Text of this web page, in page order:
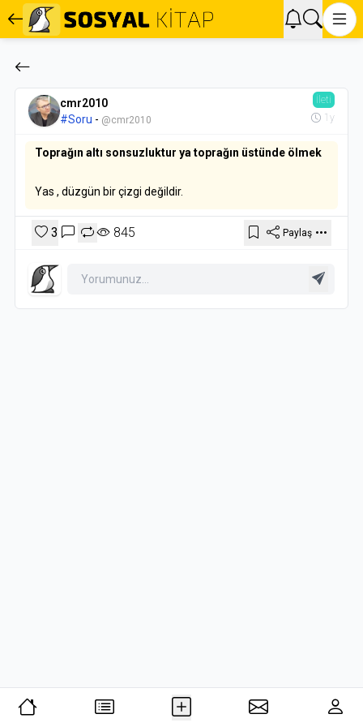
cmr2010
#Soru - @cmr2010
İleti
1y
Toprağın altı sonsuzluktur ya toprağın üstünde ölmek
Yas , düzgün bir çizgi değildir.
3 845 Paylaş